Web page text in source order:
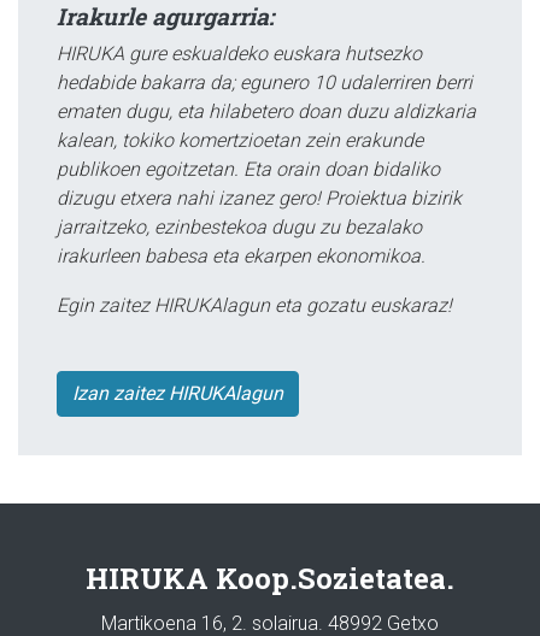
Irakurle agurgarria:
HIRUKA gure eskualdeko euskara hutsezko
hedabide bakarra da; egunero 10 udalerriren berri
ematen dugu, eta hilabetero doan duzu aldizkaria
kalean, tokiko komertzioetan zein erakunde
publikoen egoitzetan. Eta orain doan bidaliko
dizugu etxera nahi izanez gero! Proiektua bizirik
jarraitzeko, ezinbestekoa dugu zu bezalako
irakurleen babesa eta ekarpen ekonomikoa.
Egin zaitez HIRUKAlagun eta gozatu euskaraz!
Izan zaitez HIRUKAlagun
HIRUKA Koop.Sozietatea.
Martikoena 16, 2. solairua. 48992 Getxo